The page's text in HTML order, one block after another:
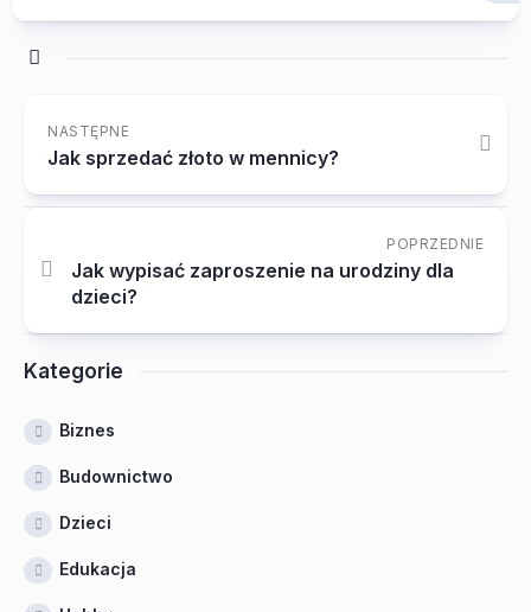
NASTĘPNE
Jak sprzedać złoto w mennicy?
POPRZEDNIE
Jak wypisać zaproszenie na urodziny dla
dzieci?
Kategorie
Biznes
Budownictwo
Dzieci
Edukacja